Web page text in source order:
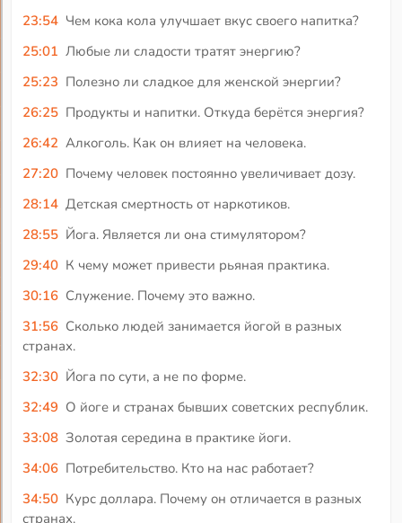
23:54 Чем кока кола улучшает вкус своего напитка?
25:01 Любые ли сладости тратят энергию?
25:23 Полезно ли сладкое для женской энергии?
26:25 Продукты и напитки. Откуда берётся энергия?
26:42 Алкоголь. Как он влияет на человека.
27:20 Почему человек постоянно увеличивает дозу.
28:14 Детская смертность от наркотиков.
28:55 Йога. Является ли она стимулятором?
29:40 К чему может привести рьяная практика.
30:16 Служение. Почему это важно.
31:56 Сколько людей занимается йогой в разных
странах.
32:30 Йога по сути, а не по форме.
32:49 О йоге и странах бывших советских республик.
33:08 Золотая середина в практике йоги.
34:06 Потребительство. Кто на нас работает?
34:50 Курс доллара. Почему он отличается в разных
странах.